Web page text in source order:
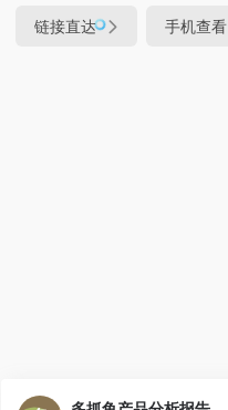
链接直达 手机查看